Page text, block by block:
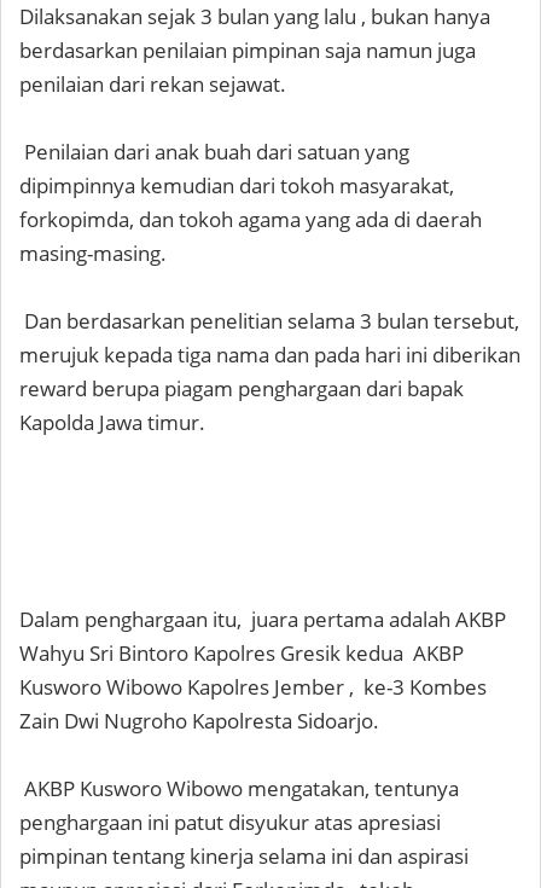
Dilaksanakan sejak 3 bulan yang lalu , bukan hanya
berdasarkan penilaian pimpinan saja namun juga
penilaian dari rekan sejawat.
Penilaian dari anak buah dari satuan yang
dipimpinnya kemudian dari tokoh masyarakat,
forkopimda, dan tokoh agama yang ada di daerah
masing-masing.
Dan berdasarkan penelitian selama 3 bulan tersebut,
merujuk kepada tiga nama dan pada hari ini diberikan
reward berupa piagam penghargaan dari bapak
Kapolda Jawa timur.
Dalam penghargaan itu, juara pertama adalah AKBP
Wahyu Sri Bintoro Kapolres Gresik kedua AKBP
Kusworo Wibowo Kapolres Jember , ke-3 Kombes
Zain Dwi Nugroho Kapolresta Sidoarjo.
AKBP Kusworo Wibowo mengatakan, tentunya
penghargaan ini patut disyukur atas apresiasi
pimpinan tentang kinerja selama ini dan aspirasi